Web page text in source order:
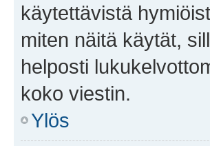
käytettävistä
miten näitä käytät,
helposti
koko viestin.
Ylös